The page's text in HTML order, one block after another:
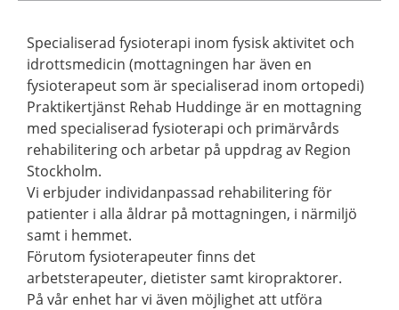
Specialiserad fysioterapi inom fysisk aktivitet och
idrottsmedicin (mottagningen har även en
fysioterapeut som är specialiserad inom ortopedi)
Praktikertjänst Rehab Huddinge är en mottagning
med specialiserad fysioterapi och primärvårds
rehabilitering och arbetar på uppdrag av Region
Stockholm.
Vi erbjuder individanpassad rehabilitering för
patienter i alla åldrar på mottagningen, i närmiljö
samt i hemmet.
Förutom fysioterapeuter finns det
arbetsterapeuter, dietister samt kiropraktorer.
På vår enhet har vi även möjlighet att utföra